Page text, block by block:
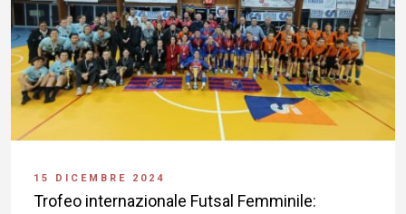
15 DICEMBRE 2024
Trofeo internazionale Futsal Femminile: